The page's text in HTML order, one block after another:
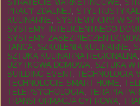
STRATEGIE MARKETINGOWE,
PRACY ZDALNEJ, STYL
KULINARNE, SYSTEMY CRM W
SYSTEMY INTELIGENTNEGO
SYSTEMY ZABEZPIECZEŃ
TAŃCA, SZKOLENIA KULINARNE,
SZTUKA KULINARNA REGIONALNA,
UŻYTKOWA DOMOWA, SZTUKA W
BUILDING EVENT, TECHNOLOGIA
TECHNOLOGIE SMART HOME,
TELEPSYCHOLOGIA, TERAPIA PAR
TRANSFORMACJA CYFROWA,